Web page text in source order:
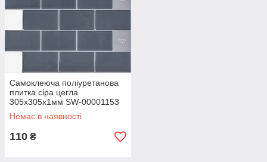
Самоклеюча поліуретанова
плитка сіра цегла
305х305х1мм SW-00001153
Немає в наявності
110 ₴